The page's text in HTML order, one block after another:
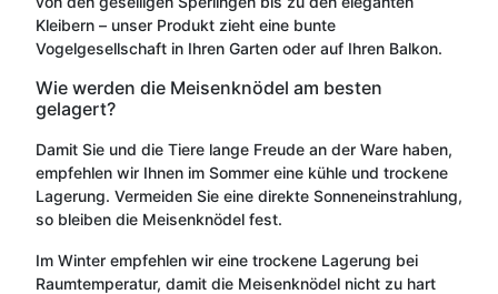
Kleibern – unser Produkt zieht eine bunte
Vogelgesellschaft in Ihren Garten oder auf Ihren Balkon.
Wie werden die Meisenknödel am besten
gelagert?
Damit Sie und die Tiere lange Freude an der Ware haben,
empfehlen wir Ihnen im Sommer eine kühle und trockene
Lagerung. Vermeiden Sie eine direkte Sonneneinstrahlung,
so bleiben die Meisenknödel fest.
Im Winter empfehlen wir eine trockene Lagerung bei
Raumtemperatur, damit die Meisenknödel nicht zu hart